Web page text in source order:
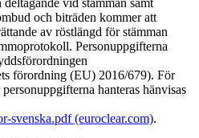
vid stämman samt
och biträden kommer att
av röstlängd för stämman
Personuppgifterna
förordning (EU) 2016/679). För
hanteras hänvisas
svenska.pdf (euroclear.com).